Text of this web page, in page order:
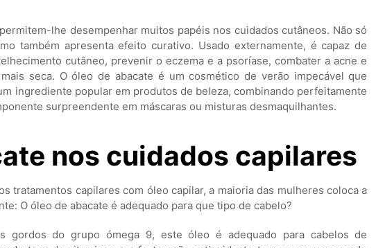
lhe desempenhar muitos papéis nos cuidados cutâneos. Não só
também apresenta efeito curativo. Usado externamente, é capaz de
cutâneo, prevenir o eczema e a psoríase, combater a acne e
seca. O óleo de abacate é um cosmético de verão impecável que
ingrediente popular em produtos de beleza, combinando perfeitamente
surpreendente em máscaras ou misturas desmaquilhantes.
nos cuidados capilares
tratamentos capilares com óleo capilar, a maioria das mulheres coloca a
O óleo de abacate é adequado para que tipo de cabelo?
gordos do grupo ómega 9, este óleo é adequado para cabelos de